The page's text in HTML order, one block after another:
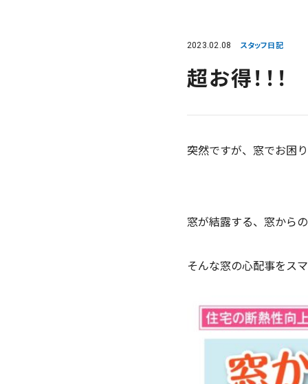
2023.02.08 スタッフ日記
超お得！！！
突然ですが、窓でお困
窓が結露する、窓から
そんな窓の心配事をス